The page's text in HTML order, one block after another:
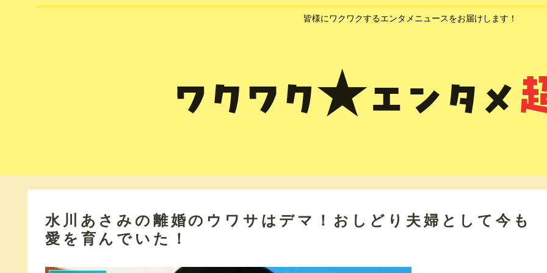
皆様にワクワクするエンタメニュースをお届けします！
水川あさみの離婚のウワサはデマ！おしどり夫婦として今も
愛を育んでいた！